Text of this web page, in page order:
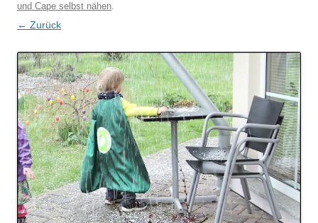
und Cape selbst nähen.
← Zurück